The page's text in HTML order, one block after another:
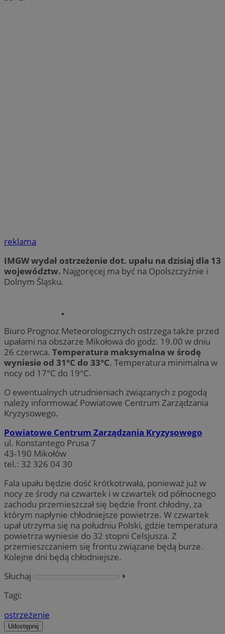
reklama
IMGW wydał ostrzeżenie dot. upału na dzisiaj dla 13
województw. Najgoręcej ma być na Opolszczyźnie i
Dolnym Śląsku.
Biuro Prognoz Meteorologicznych ostrzega także przed
upałami na obszarze Mikołowa do godz. 19.00 w dniu
26 czerwca. Temperatura maksymalna w środę
wyniesie od 31°C do 33°C. Temperatura minimalna w
nocy od 17°C do 19°C.
O ewentualnych utrudnieniach związanych z pogodą
należy informować Powiatowe Centrum Zarządzania
Kryzysowego.
Powiatowe Centrum Zarządzania Kryzysowego
ul. Konstantego Prusa 7
43-190 Mikołów
tel.: 32 326 04 30
Fala upału będzie dość krótkotrwała, ponieważ już w
nocy ze środy na czwartek i w czwartek od północnego
zachodu przemieszczał się będzie front chłodny, za
którym napłynie chłodniejsze powietrze. W czwartek
upał utrzyma się na południu Polski, gdzie temperatura
powietrza wyniesie do 32 stopni Celsjusza. Z
przemieszczaniem się frontu związane będą burze.
Kolejne dni będą chłodniejsze.
Słuchaj
⏵︎
Tagi:
ostrzeżenie
Udostępnij